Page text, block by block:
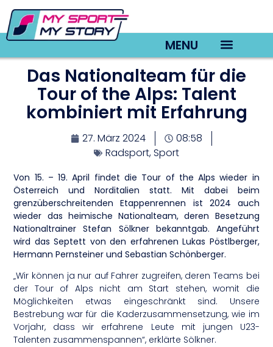
MENU
Das Nationalteam für die
Tour of the Alps: Talent
kombiniert mit Erfahrung
27. März 2024
08:58
Radsport,Sport
Von 15. – 19. April findet die Tour of the Alps wieder in
Österreich und Norditalien statt. Mit dabei beim
grenzüberschreitenden Etappenrennen ist 2024 auch
wieder das heimische Nationalteam, deren Besetzung
Nationaltrainer Stefan Sölkner bekanntgab. Angeführt
wird das Septett von den erfahrenen Lukas Pöstlberger,
Hermann Pernsteiner und Sebastian Schönberger.
„Wir können ja nur auf Fahrer zugreifen, deren Teams bei
der Tour of Alps nicht am Start stehen, womit die
Möglichkeiten etwas eingeschränkt sind. Unsere
Bestrebung war für die Kaderzusammensetzung, wie im
Vorjahr, dass wir erfahrene Leute mit jungen U23-
Talenten zusammenspannen“, erklärte Sölkner.